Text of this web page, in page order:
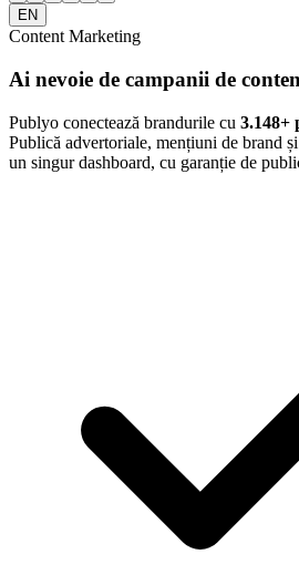
EN
Content Marketing
Ai nevoie de campanii de
Publyo conectează brandurile cu 3.148+
Publică advertoriale, mențiuni de brand
un singur dashboard, cu garanție de